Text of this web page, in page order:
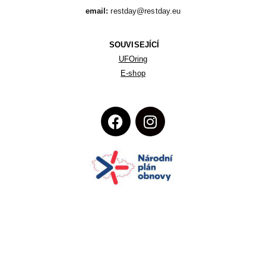
email: restday@restday.eu
SOUVISEJÍCÍ
UFOring
E-shop